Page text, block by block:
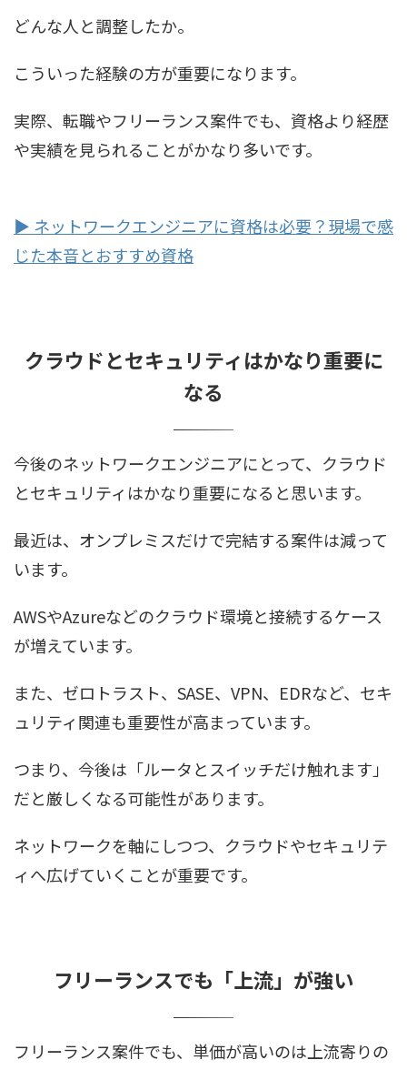
どんな人と調整したか。
こういった経験の方が重要になります。
実際、転職やフリーランス案件でも、資格より経歴
や実績を見られることがかなり多いです。
▶ ネットワークエンジニアに資格は必要？現場で感
じた本音とおすすめ資格
クラウドとセキュリティはかなり重要に
なる
今後のネットワークエンジニアにとって、クラウド
とセキュリティはかなり重要になると思います。
最近は、オンプレミスだけで完結する案件は減って
います。
AWSやAzureなどのクラウド環境と接続するケース
が増えています。
また、ゼロトラスト、SASE、VPN、EDRなど、セキ
ュリティ関連も重要性が高まっています。
つまり、今後は「ルータとスイッチだけ触れます」
だと厳しくなる可能性があります。
ネットワークを軸にしつつ、クラウドやセキュリテ
ィへ広げていくことが重要です。
フリーランスでも「上流」が強い
フリーランス案件でも、単価が高いのは上流寄りの